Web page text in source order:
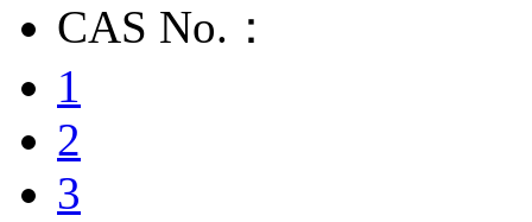
CAS No.：
1
2
3